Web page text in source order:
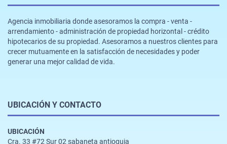
Agencia inmobiliaria donde asesoramos la compra - venta -
arrendamiento - administración de propiedad horizontal - crédito
hipotecarios de su propiedad. Asesoramos a nuestros clientes para
crecer mutuamente en la satisfacción de necesidades y poder
generar una mejor calidad de vida.
UBICACIÓN Y CONTACTO
UBICACIÓN
Cra. 33 #72 Sur 02 sabaneta antioquia